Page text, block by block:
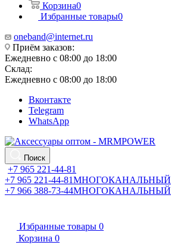
Корзина0
Избранные товары0
oneband@internet.ru
Приём заказов:
Ежедневно с 08:00 до 18:00
Склад:
Ежедневно с 08:00 до 18:00
Вконтакте
Telegram
WhatsApp
Поиск
+7 965 221-44-81
+7 965 221-44-81МНОГОКАНАЛЬНЫЙ
+7 966 388-73-44МНОГОКАНАЛЬНЫЙ
Избранные товары 0
Корзина 0